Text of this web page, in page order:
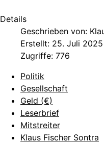
Details
Geschrieben von:
Erstellt: 25. Juli 2025
Zugriffe: 776
Politik
Gesellschaft
Geld (€)
Leserbrief
Mitstreiter
Klaus Fischer Sontra